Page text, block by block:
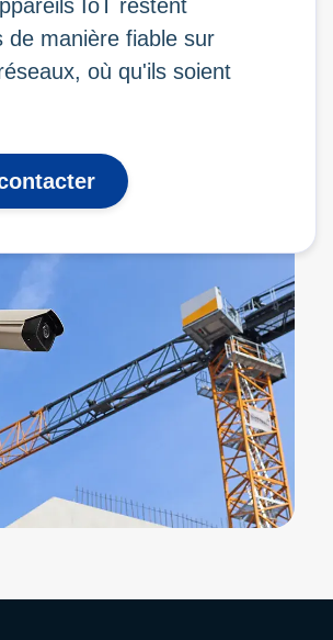
IoT restent
de manière fiable sur
où qu'ils soient